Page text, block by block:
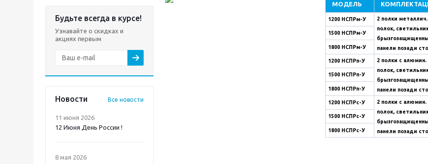
Будьте всегда в курсе!
Узнавайте о скидках и
акциях первым
Новости Все новости
11 июня 2026
12 Июня День России !
8 мая 2026
МОДЕЛЬ
1200 НСПРм-У
2 полки
полок,
панели позади
1500 НСПРм-У
1800 НСПРм-У
1200 НСПРп-У
2 полки с
полок,
панели позади
1500 НСПРп-У
1800 НСПРп-У
1200 НСПРс-У
2 полки с
полок,
панели позади
1500 НСПРс-У
1800 НСПРс-У